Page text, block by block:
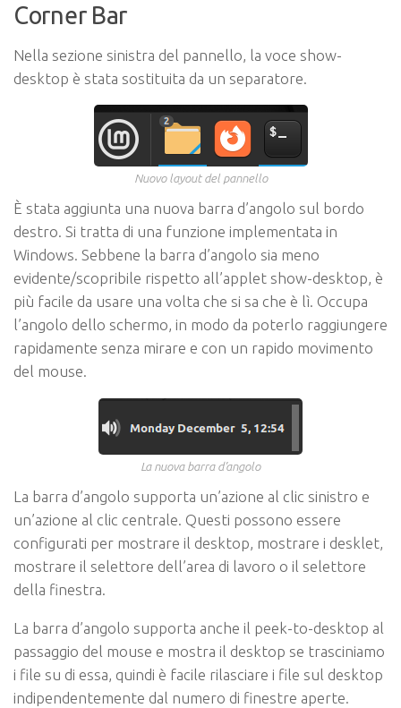
Corner Bar
Nella sezione sinistra del pannello, la voce show-
desktop è stata sostituita da un separatore.
Nuovo layout del pannello
È stata aggiunta una nuova barra d’angolo sul bordo
destro. Si tratta di una funzione implementata in
Windows. Sebbene la barra d’angolo sia meno
evidente/scopribile rispetto all’applet show-desktop, è
più facile da usare una volta che si sa che è lì. Occupa
l’angolo dello schermo, in modo da poterlo raggiungere
rapidamente senza mirare e con un rapido movimento
del mouse.
La nuova barra d’angolo
La barra d’angolo supporta un’azione al clic sinistro e
un’azione al clic centrale. Questi possono essere
configurati per mostrare il desktop, mostrare i desklet,
mostrare il selettore dell’area di lavoro o il selettore
della finestra.
La barra d’angolo supporta anche il peek-to-desktop al
passaggio del mouse e mostra il desktop se trasciniamo
i file su di essa, quindi è facile rilasciare i file sul desktop
indipendentemente dal numero di finestre aperte.